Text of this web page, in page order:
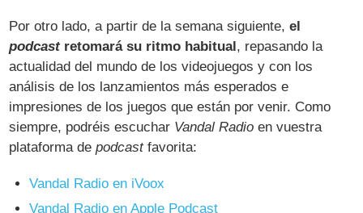
Por otro lado, a partir de la semana siguiente,el
podcastretomará su ritmo habitual, repasando la
actualidad del mundo de los videojuegos y con los
análisis de los lanzamientos más esperados e
impresiones de los juegos que están por venir. Como
siempre, podréis escuchar Vandal Radio en vuestra
plataforma depodcastfavorita:
Vandal Radio en iVoox
Vandal Radio en Apple Podcast